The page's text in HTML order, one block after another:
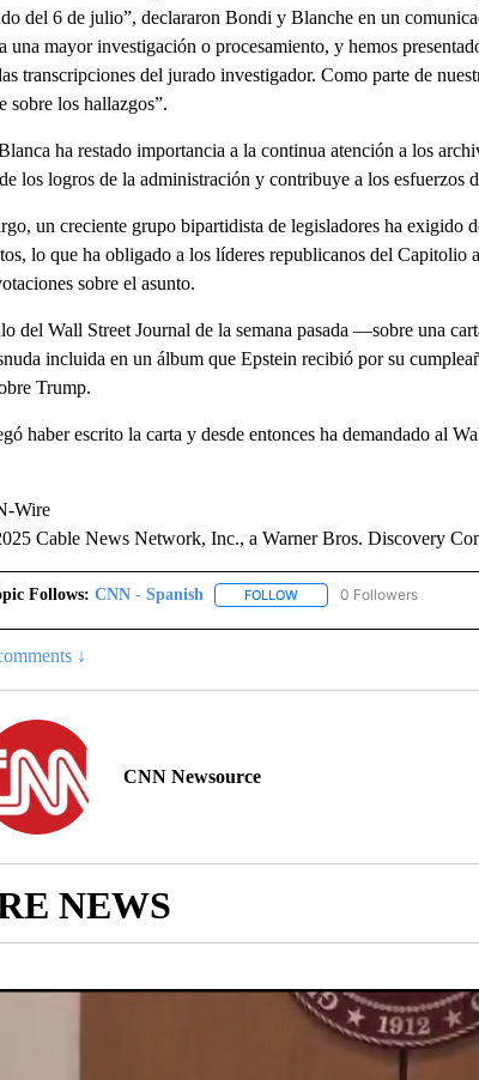
del 6 de julio”, declararon Bondi y Blanche en un
una mayor investigación o procesamiento, y hemos
transcripciones del jurado investigador. Como parte de
sobre los hallazgos”.
ha restado importancia a la continua atención a los
los logros de la administración y contribuye a los esfuerzos
un creciente grupo bipartidista de legisladores ha exigido
lo que ha obligado a los líderes republicanos del Capitolio
sobre el asunto.
del Wall Street Journal de la semana pasada —sobre una
incluida en un álbum que Epstein recibió por su
Trump.
haber escrito la carta y desde entonces ha demandado al
Wire
Cable News Network, Inc., a Warner Bros. Discovery
Follows: CNN - Spanish FOLLOWFOLLOW "CNN - SPANISH"
0 Followers
↓
CNN Newsource
NEWS